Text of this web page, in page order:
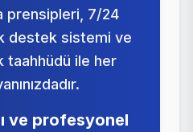
prensipleri, 7/24
destek sistemi ve
taahhüdü ile her
ve profesyonel